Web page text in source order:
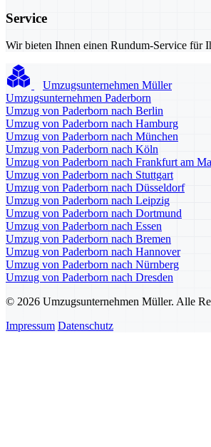
Service
Wir bieten Ihnen einen Rundum-Service für
Umzugsunternehmen Müller
Umzugsunternehmen Paderborn
Umzug von Paderborn nach Berlin
Umzug von Paderborn nach Hamburg
Umzug von Paderborn nach München
Umzug von Paderborn nach Köln
Umzug von Paderborn nach Frankfurt am
Umzug von Paderborn nach Stuttgart
Umzug von Paderborn nach Düsseldorf
Umzug von Paderborn nach Leipzig
Umzug von Paderborn nach Dortmund
Umzug von Paderborn nach Essen
Umzug von Paderborn nach Bremen
Umzug von Paderborn nach Hannover
Umzug von Paderborn nach Nürnberg
Umzug von Paderborn nach Dresden
© 2026 Umzugsunternehmen Müller. Alle
Impressum Datenschutz